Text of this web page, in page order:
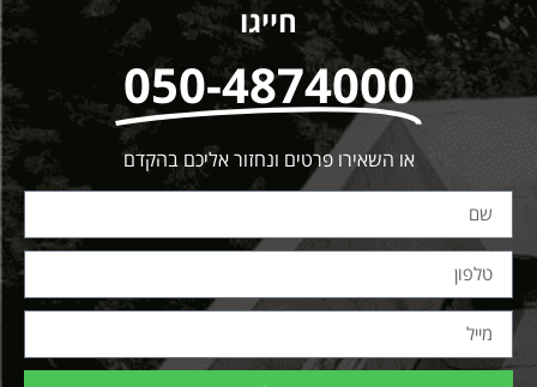
חייגו
050-4874000
או השאירו פרטים ונחזור אליכם בהקדם